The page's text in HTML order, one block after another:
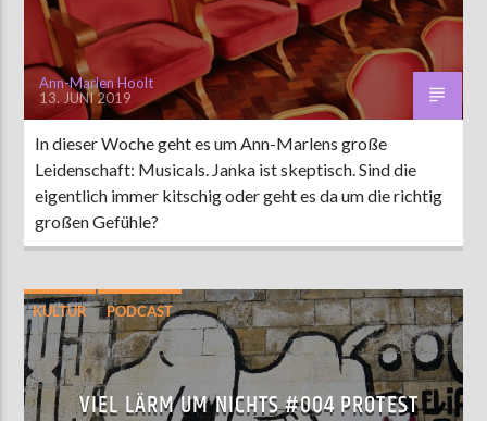
Ann-Marlen Hoolt
13. JUNI 2019
In dieser Woche geht es um Ann-Marlens große
Leidenschaft: Musicals. Janka ist skeptisch. Sind die
eigentlich immer kitschig oder geht es da um die richtig
großen Gefühle?
KULTUR PODCAST
VIEL LÄRM UM NICHTS #004 PROTEST